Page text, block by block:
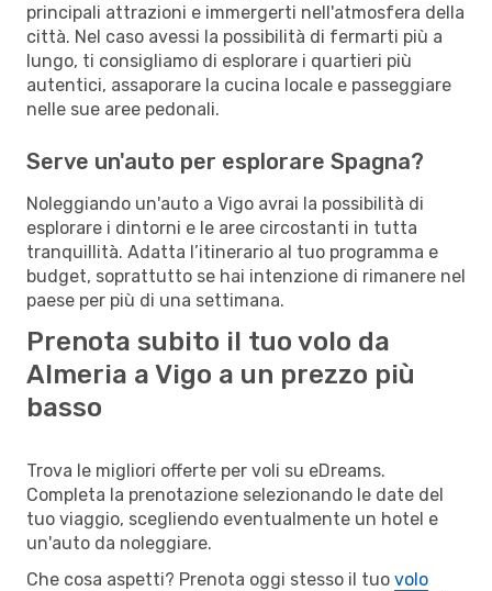
principali attrazioni e immergerti nell'atmosfera della
città. Nel caso avessi la possibilità di fermarti più a
lungo, ti consigliamo di esplorare i quartieri più
autentici, assaporare la cucina locale e passeggiare
nelle sue aree pedonali.
Serve un'auto per esplorare Spagna?
Noleggiando un'auto a Vigo avrai la possibilità di
esplorare i dintorni e le aree circostanti in tutta
tranquillità. Adatta l’itinerario al tuo programma e
budget, soprattutto se hai intenzione di rimanere nel
paese per più di una settimana.
Prenota subito il tuo volo da
Almeria a Vigo a un prezzo più
basso
Trova le migliori offerte per voli su eDreams.
Completa la prenotazione selezionando le date del
tuo viaggio, scegliendo eventualmente un hotel e
un'auto da noleggiare.
Che cosa aspetti? Prenota oggi stesso il tuo volo